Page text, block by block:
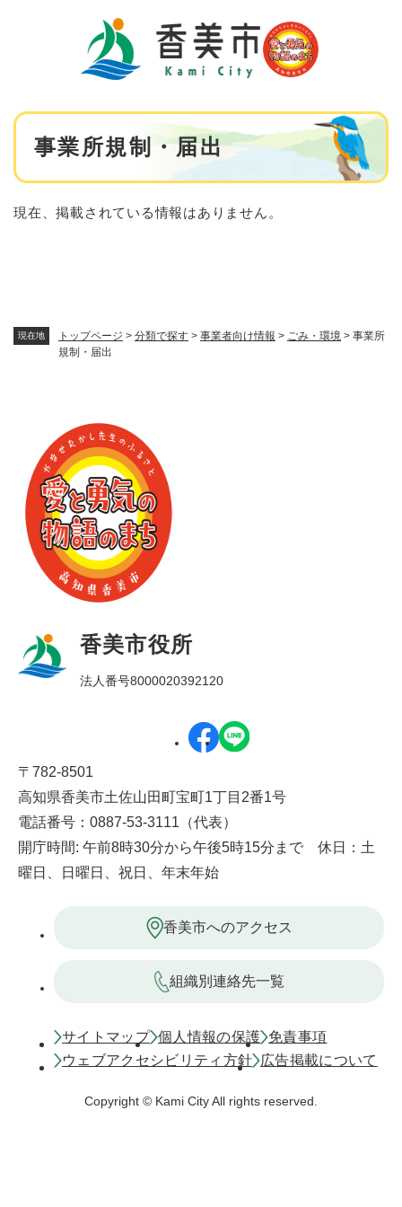
現在地 トップページ > 分類で探す > 事業者向け情報 > ごみ・環境 > 事業所
規制・届出
本
事業所規制・届出
現在、掲載されている情報はありません。
香美市役所
法人番号8000020392120
〒782-8501
高知県香美市土佐山田町宝町1丁目2番1号
電話番号：0887-53-3111（代表）
開庁時間: 午前8時30分から午後5時15分まで 休日：土
曜日、日曜日、祝日、年末年始
香美市へのアクセス
組織別連絡先一覧
サイトマップ 個人情報の保護 免責事項
ウェブアクセシビリティ方針
広告掲載について
Copyright © Kami City All rights reserved.